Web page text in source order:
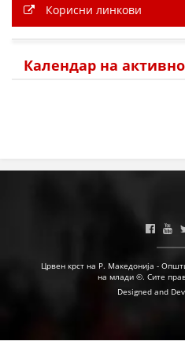
Корисни линкови
Календар на
Црвен крст на Р. Македонија -
на млади ©. Сите
Designed and